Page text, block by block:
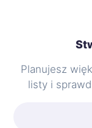
Planujesz
listy i